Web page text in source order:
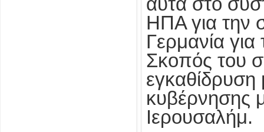
ΗΠΑ για την
Γερμανία
Σκοπός του
εγκαθίδρυση
κυβέρνησης
Ιερουσαλήμ.